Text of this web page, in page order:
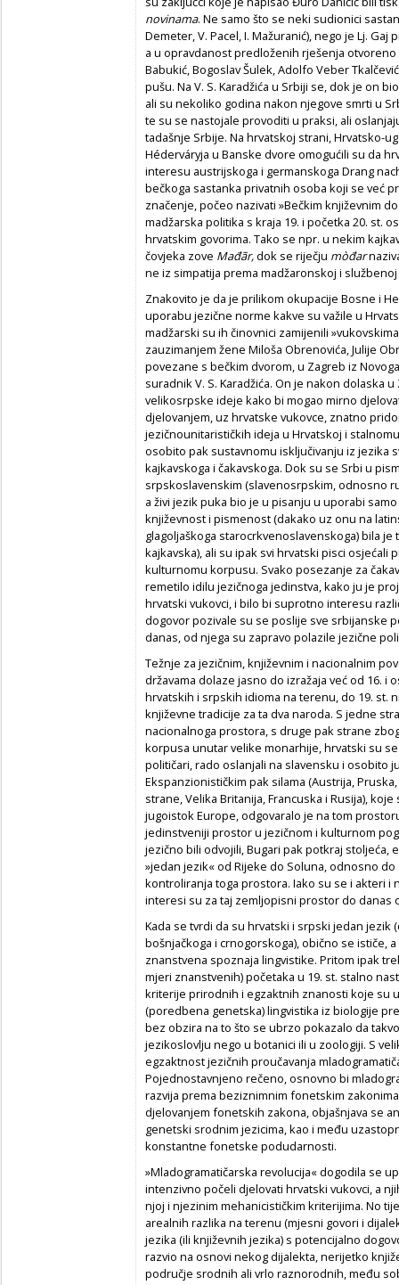
novinama. Ne samo što se neki sudionici
Demeter, V. Pacel, I. Mažuranić), nego je Lj.
a u opravdanost predloženih rješenja
Babukić, Bogoslav Šulek, Adolfo Veber
pušu. Na V. S. Karadžića u Srbiji se, dok je on
ali su nekoliko godina nakon njegove smrti u
te su se nastojale provoditi u praksi, ali
tadašnje Srbije. Na hrvatskoj strani, Hrvatsko-
Héderváryja u Banske dvore omogućili su da
interesu austrijskoga i germanskoga Drang
bečkoga sastanka privatnih osoba koji se već
značenje, počeo nazivati »Bečkim književnim
madžarska politika s kraja 19. i početka 20. st.
hrvatskim govorima. Tako se npr. u nekim
čovjeka zove Mađãr,dok se riječju mòđar
ne iz simpatija prema madžaronskoj i
Znakovito je da je prilikom okupacije Bosne i
uporabu jezične norme kakve su važile u
madžarski su ih činovnici zamijenili
zauzimanjem žene Miloša Obrenovića, Julije
povezane s bečkim dvorom, u Zagreb iz
suradnik V. S. Karadžića. On je nakon dolaska
velikosrpske ideje kako bi mogao mirno
djelovanjem, uz hrvatske vukovce, znatno
jezičnounitarističkih ideja u Hrvatskoj i
osobito pak sustavnomu isključivanju iz jezika
kajkavskoga i čakavskoga. Dok su se Srbi u
srpskoslavenskim (slavenosrpskim, odnosno
a živi jezik puka bio je u pisanju u uporabi
književnost i pismenost (dakako uz onu na
glagoljaškoga starocrkvenoslavenskoga) bila je
kajkavska), ali su ipak svi hrvatski pisci
kulturnomu korpusu. Svako posezanje za
remetilo idilu jezičnoga jedinstva, kako ju je
hrvatski vukovci, i bilo bi suprotno interesu
dogovor pozivale su se poslije sve srbijanske
danas, od njega su zapravo polazile jezične
Težnje za jezičnim, književnim i nacionalnim
državama dolaze jasno do izražaja već od 16. i
hrvatskih i srpskih idioma na terenu, do 19. st.
književne tradicije za ta dva naroda. S jedne
nacionalnoga prostora, s druge pak strane
korpusa unutar velike monarhije, hrvatski su
političari, rado oslanjali na slavensku i osobito
Ekspanzionističkim pak silama (Austrija,
strane, Velika Britanija, Francuska i Rusija),
jugoistok Europe, odgovaralo je na tom
jedinstveniji prostor u jezičnom i kulturnom
jezično bili odvojili, Bugari pak potkraj stoljeća,
»jedan jezik« od Rijeke do Soluna, odnosno
kontroliranja toga prostora. Iako su se i akteri i
interesi su za taj zemljopisni prostor do danas
Kada se tvrdi da su hrvatski i srpski jedan jezik
bošnjačkoga i crnogorskoga), obično se ističe,
znanstvena spoznaja lingvistike. Pritom ipak
mjeri znanstvenih) početaka u 19. st. stalno
kriterije prirodnih i egzakt­nih znanosti koje su
(poredbena genetska) lingvistika iz biologije
bez obzira na to što se ubrzo pokazalo da
jezikoslovlju nego u botanici ili u zoologiji. S
egzaktnost jezičnih proučavanja
Pojednostavnjeno rečeno, osnovno bi
razvija prema beziznimnim fonetskim
djelovanjem fonetskih zakona, objašnjava se
genetski srodnim jezicima, kao i među
konstantne fonetske podudarnosti.
»Mladogramatičarska revolucija« dogodila se
intenzivno počeli djelovati hrvatski vukovci, a
njoj i njezinim mehanicističkim kriterijima. No
arealnih razlika na terenu (mjesni govori i
jezika (ili književnih jezika) s potencijalno
razvio na osnovi nekog dijalekta, nerijetko
područje srodnih ali vrlo raznorodnih, među